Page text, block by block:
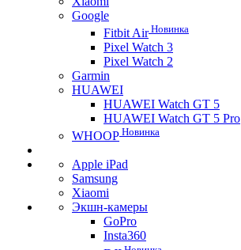
Google
Fitbit AirНовинка
Pixel Watch 3
Pixel Watch 2
Garmin
HUAWEI
HUAWEI Watch GT 5
HUAWEI Watch GT 5 Pro
WHOOP Новинка
Apple iPad
Samsung
Xiaomi
Экшн-камеры
GoPro
Insta360